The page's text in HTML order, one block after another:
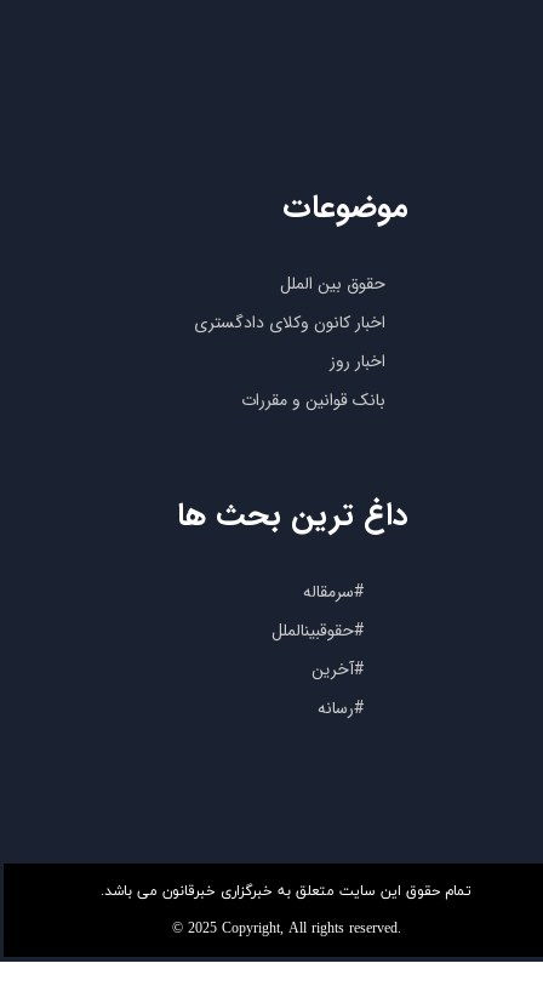
حقوق بین الملل
اخبار کانون وکلای دادگستری
اخبار روز
بانک قوانین و مقررات
موضوعات
#سرمقاله
#حقوقبینالملل
#آخرین
#رسانه
داغ ترین بحث ها
تمام حقوق این سایت متعلق به خبرگزاری خبرقانون می باشد.
© 2025 Copyright, All rights reserved.